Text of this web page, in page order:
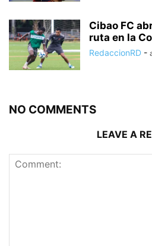
Cibao FC
ruta en la
RedaccionRD -
NO COMMENTS
LEAVE A